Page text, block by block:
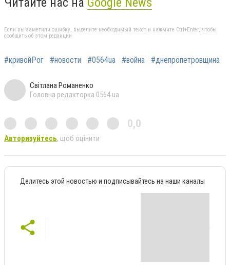
Если вы заметили ошибку, выделите необходимый текст и нажмите Ctrl+Enter, чтобы
сообщить об этом редакции
#кривойРог #новости #0564ua #война #днепропетровщина
Світлана Романенко
Головна редакторка 0564.ua
0,0
Авторизуйтесь, щоб оцінити
Делитесь этой новостью и подписывайтесь на наши каналы